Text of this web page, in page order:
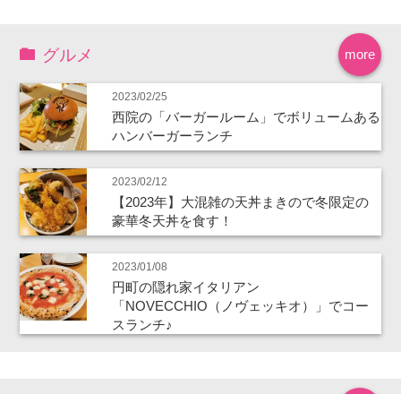
more
グルメ
2023/02/25
西院の「バーガールーム」でボリュームある
ハンバーガーランチ
2023/02/12
【2023年】大混雑の天丼まきので冬限定の
豪華冬天丼を食す！
2023/01/08
円町の隠れ家イタリアン
「NOVECCHIO（ノヴェッキオ）」でコー
スランチ♪